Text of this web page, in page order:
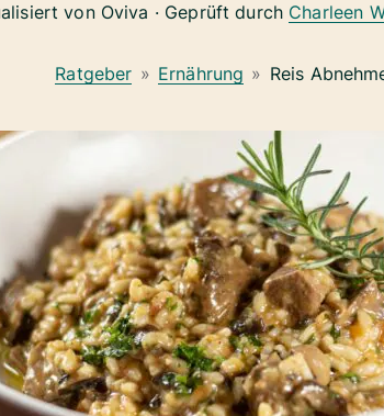
von Oviva · Geprüft durch Charleen
Ratgeber » Ernährung » Reis